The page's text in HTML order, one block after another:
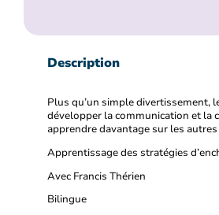
Description
Plus qu’un simple divertissement,
développer la communication et la
apprendre davantage sur les
Apprentissage des stratégies
Avec Francis Thérien
Bilingue